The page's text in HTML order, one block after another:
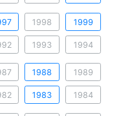
1998 1999
1993 1994
1988 1989
1983 1984